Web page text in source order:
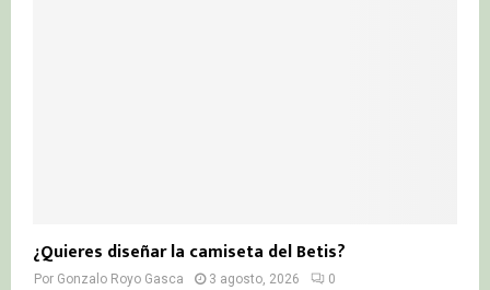
¿Quieres diseñar la camiseta del Betis?
Por Gonzalo Royo Gasca 3 agosto, 2026 0